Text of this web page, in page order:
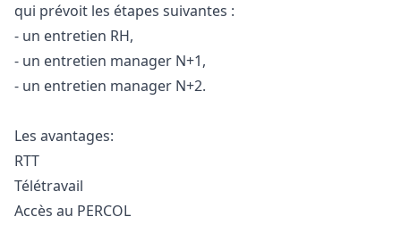
qui prévoit les étapes suivantes :
- un entretien RH,
- un entretien manager N+1,
- un entretien manager N+2.
Les avantages:
RTT
Télétravail
Accès au PERCOL